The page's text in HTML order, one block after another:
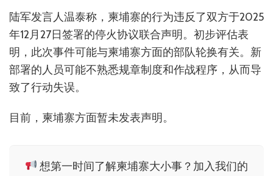
陆军发言人温泰称，柬埔寨的行为违反了双方于2025
年12月27日签署的停火协议联合声明。初步评估表
明，此次事件可能与柬埔寨方面的部队轮换有关。新
部署的人员可能不熟悉规章制度和作战程序，从而导
致了行动失误。
目前，柬埔寨方面暂未发表声明。
想第一时间了解柬埔寨大小事？加入我们的